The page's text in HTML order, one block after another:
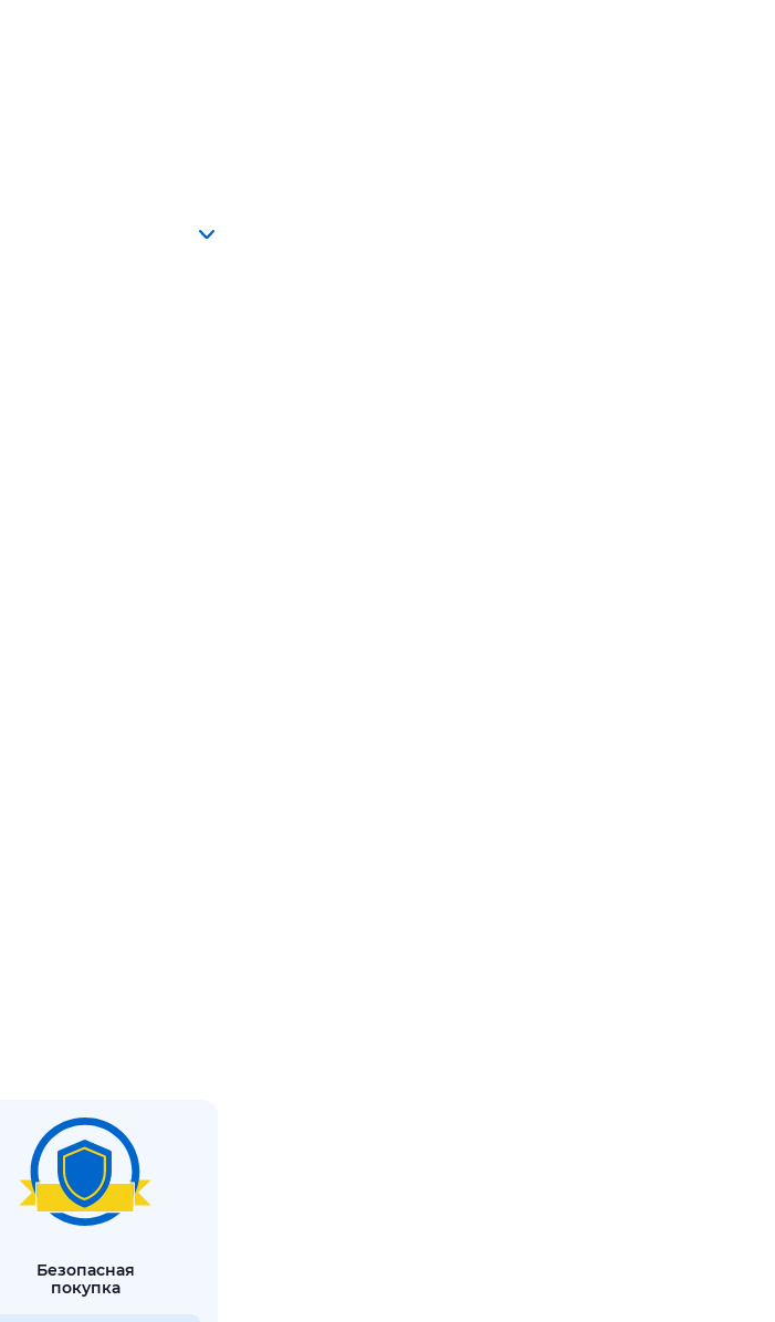
безопасная
покупка